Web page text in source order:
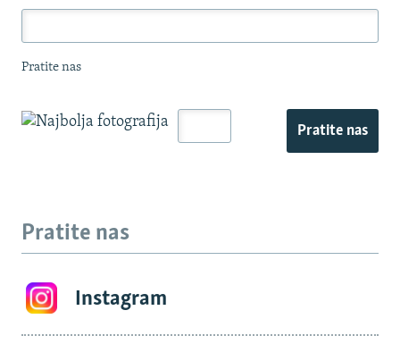
Pratite nas
Pratite nas
Pratite nas
Instagram